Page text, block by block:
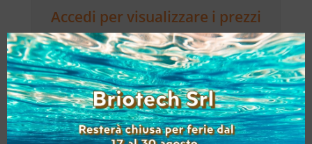
Accedi per visualizzare i prezzi